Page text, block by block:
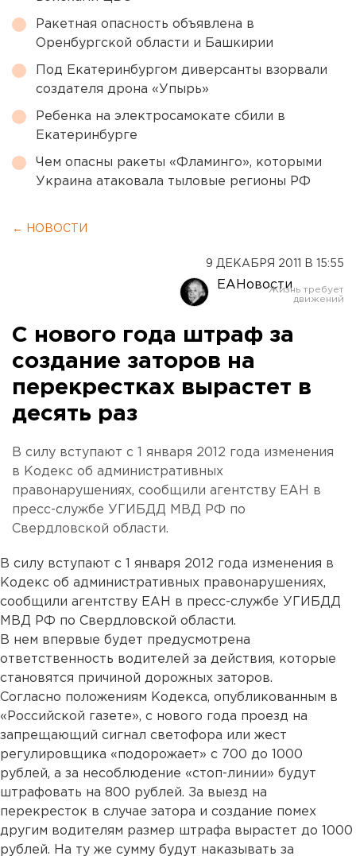
Ракетная опасность объявлена в
Оренбургской области и Башкирии
Под Екатеринбургом диверсанты взорвали
создателя дрона «Упырь»
Ребенка на электросамокате сбили в
Екатеринбурге
Чем опасны ракеты «Фламинго», которыми
Украина атаковала тыловые регионы РФ
← НОВОСТИ
9 ДЕКАБРЯ 2011 В 15:55
ЕАНовости
С нового года штраф за
создание заторов на
перекрестках вырастет в
десять раз
В силу вступают с 1 января 2012 года изменения
в Кодекс об административных
правонарушениях, сообщили агентству ЕАН в
пресс-службе УГИБДД МВД РФ по
Свердловской области.
В силу вступают с 1 января 2012 года изменения в
Кодекс об административных правонарушениях,
сообщили агентству ЕАН в пресс-службе УГИБДД
МВД РФ по Свердловской области.
В нем впервые будет предусмотрена
ответственность водителей за действия, которые
становятся причиной дорожных заторов.
Согласно положениям Кодекса, опубликованным в
«Российской газете», с нового года проезд на
запрещающий сигнал светофора или жест
регулировщика «подорожает» с 700 до 1000
рублей, а за несоблюдение «стоп-линии» будут
штрафовать на 800 рублей. За выезд на
перекресток в случае затора и создание помех
другим водителям размер штрафа вырастет до 1000
рублей. На ту же сумму будут наказывать за